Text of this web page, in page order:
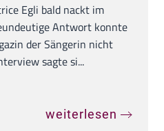
Egli bald nackt im
Antwort konnte
der Sängerin nicht
sagte si...
weiterlesen